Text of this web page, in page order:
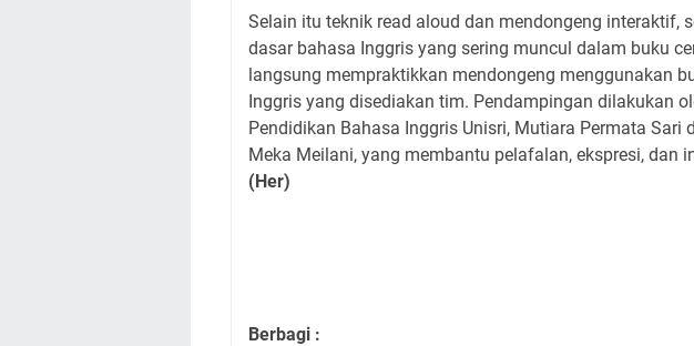
Selain itu teknik read aloud dan mendongeng interaktif,
dasar bahasa Inggris yang sering muncul dalam buku
langsung mempraktikkan mendongeng menggunakan
Inggris yang disediakan tim. Pendampingan dilakukan
Pendidikan Bahasa Inggris Unisri, Mutiara Permata Sari
Meka Meilani, yang membantu pelafalan, ekspresi, dan
(Her)
Berbagi :